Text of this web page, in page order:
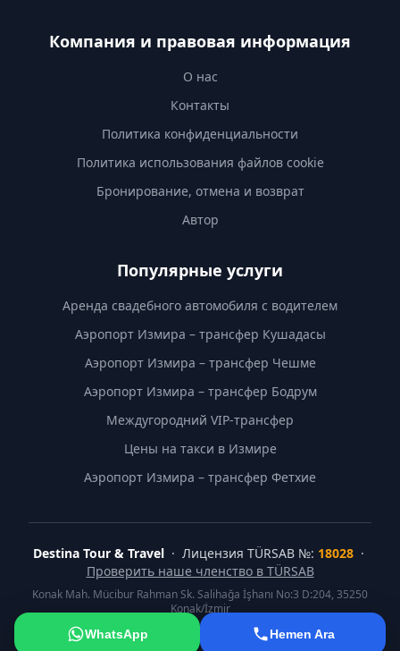
Компания и правовая информация
О нас
Контакты
Политика конфиденциальности
Политика использования файлов cookie
Бронирование, отмена и возврат
Автор
Популярные услуги
Аренда свадебного автомобиля с водителем
Аэропорт Измира – трансфер Кушадасы
Аэропорт Измира – трансфер Чешме
Аэропорт Измира – трансфер Бодрум
Междугородний VIP-трансфер
Цены на такси в Измире
Аэропорт Измира – трансфер Фетхие
Destina Tour & Travel· Лицензия TÜRSAB №: 18028·
Проверить наше членство в TÜRSAB
Konak Mah. Mücibur Rahman Sk. Salihağa İşhanı No:3 D:204, 35250
Konak/İzmir
2026Destina Tour & Travel. Все права защищены.
WhatsApp Hemen Ara